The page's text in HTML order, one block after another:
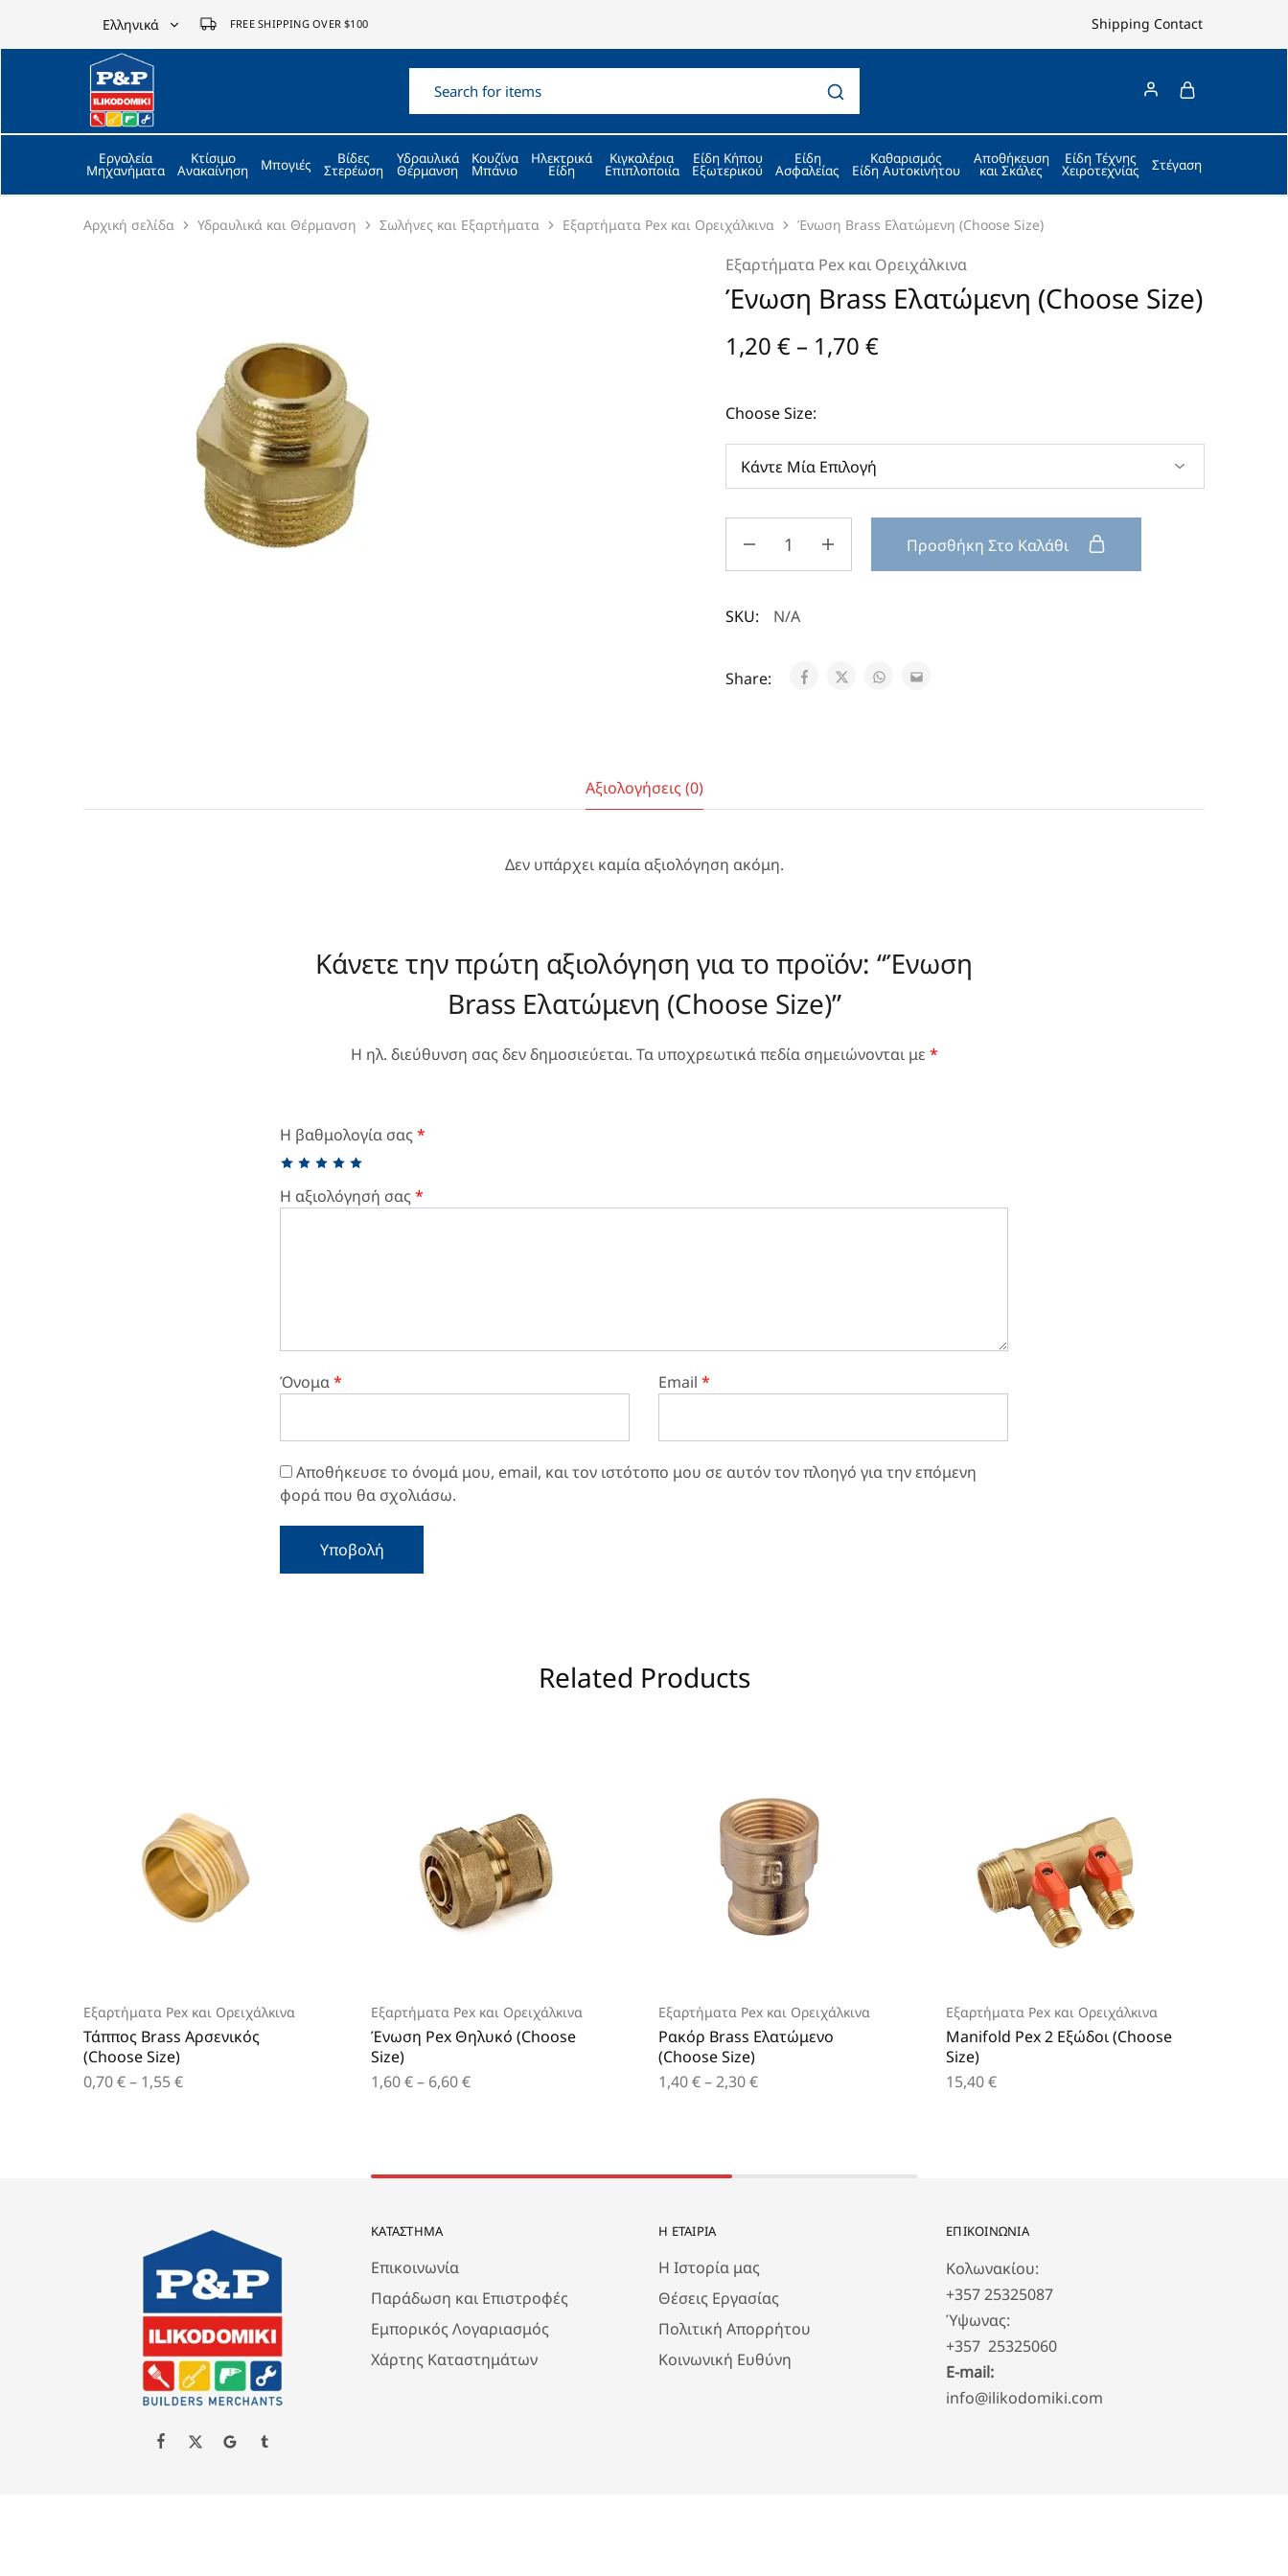
Ελληνικά
Ελληνικά
English
FREE SHIPPING OVER $100 Shipping Contact
P&P
ilikodomiki
LTD
Εργαλεία
Μηχανήματα
Κτίσιμο
Ανακαίνηση Μπογιές Βίδες
Στερέωση
Υδραυλικά
Θέρμανση
Κουζίνα
Μπάνιο
Ηλεκτρικά
Είδη
Κιγκαλέρια
Επιπλοποιία
Είδη Κήπου
Εξωτερικού
Είδη
Ασφαλείας
Καθαρισμός
Είδη Αυτοκινήτου
Αποθήκευση
και Σκάλες
Είδη Τέχνης
Χειροτεχνίας Στέγαση
Αρχική σελίδα Υδραυλικά και Θέρμανση Σωλήνες και Εξαρτήματα Εξαρτήματα Pex και Ορειχάλκινα Ένωση Brass Ελατώμενη (Choose Size)
Εξαρτήματα Pex και Ορειχάλκινα
Ένωση Brass Ελατώμενη (Choose Size)
1,20 € – 1,70 €
Choose Size:
Προσθήκη Στο Καλάθι
SKU: N/A
Share:
Αξιολογήσεις (0)
Δεν υπάρχει καμία αξιολόγηση ακόμη.
Κάνετε την πρώτη αξιολόγηση για το προϊόν: “Ένωση
Brass Ελατώμενη (Choose Size)”
Η ηλ. διεύθυνση σας δεν δημοσιεύεται. Τα υποχρεωτικά πεδία σημειώνονται με *
Η βαθμολογία σας *
Η αξιολόγησή σας *
Όνομα* Email *
Αποθήκευσε το όνομά μου, email, και τον ιστότοπο μου σε αυτόν τον πλοηγό για την επόμενη
φορά που θα σχολιάσω.
Related Products
Εξαρτήματα Pex και Ορειχάλκινα
Τάππος Brass Αρσενικός
(Choose Size)
0,70€– 1,55€
Εξαρτήματα Pex και Ορειχάλκινα
Ένωση Pex Θηλυκό (Choose
Size)
1,60€– 6,60€
Εξαρτήματα Pex και Ορειχάλκινα
Ρακόρ Brass Ελατώμενο
(Choose Size)
1,40€–2,30€
Εξαρτήματα Pex και Ορειχάλκινα
Manifold Pex 2 Εξώδοι (Choose
Size)
15,40€
ΚΑΤΆΣΤΗΜΑ
Επικοινωνία
Παράδωση και Επιστροφές
Εμπορικός Λογαριασμός
Χάρτης Καταστημάτων
Η ΕΤΑΙΡΊΑ
Η Ιστορία μας
Θέσεις Εργασίας
Πολιτική Απορρήτου
Κοινωνική Ευθύνη
ΕΠΙΚΟΙΝΩΝΙΑ
Κολωνακίου:
+357 25325087
Ύψωνας:
+357 25325060
E-mail:
info@ilikodomiki.com